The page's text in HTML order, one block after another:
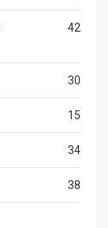
42
30
15
34
38